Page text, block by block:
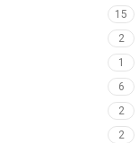
15
2
1
6
2
2